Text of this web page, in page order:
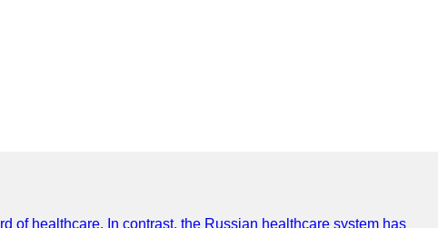
of healthcare. In contrast, the Russian healthcare system has